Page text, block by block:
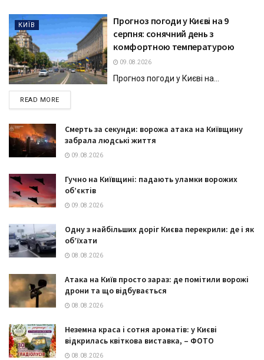
КИЇВ
Прогноз погоди у Києві на 9
серпня: сонячний день з
комфортною температурою
09.08.2026
Прогноз погоди у Києві на...
READ MOREDETAILS
Смерть за секунди: ворожа атака на Київщину
забрала людські життя
09.08.2026
Гучно на Київщині: падають уламки ворожих
об’єктів
09.08.2026
Одну з найбільших доріг Києва перекрили: де і як
об’їхати
08.08.2026
Атака на Київ просто зараз: де помітили ворожі
дрони та що відбувається
08.08.2026
Неземна краса і сотня ароматів: у Києві
відкрилась квіткова виставка, – ФОТО
08.08.2026